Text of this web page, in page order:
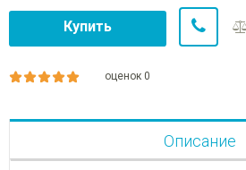
Купить
оценок 0
Описание